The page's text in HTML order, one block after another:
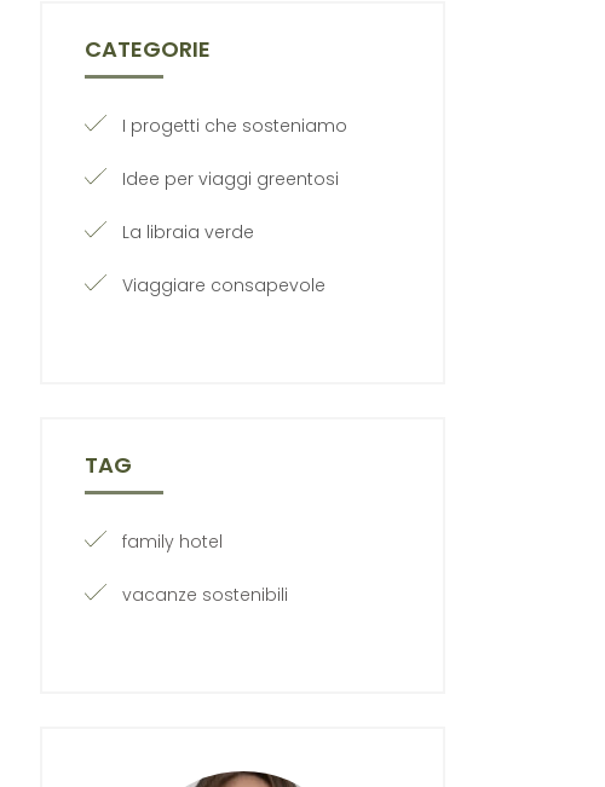
CATEGORIE
I progetti che sosteniamo
Idee per viaggi greentosi
La libraia verde
Viaggiare consapevole
TAG
family hotel
vacanze sostenibili